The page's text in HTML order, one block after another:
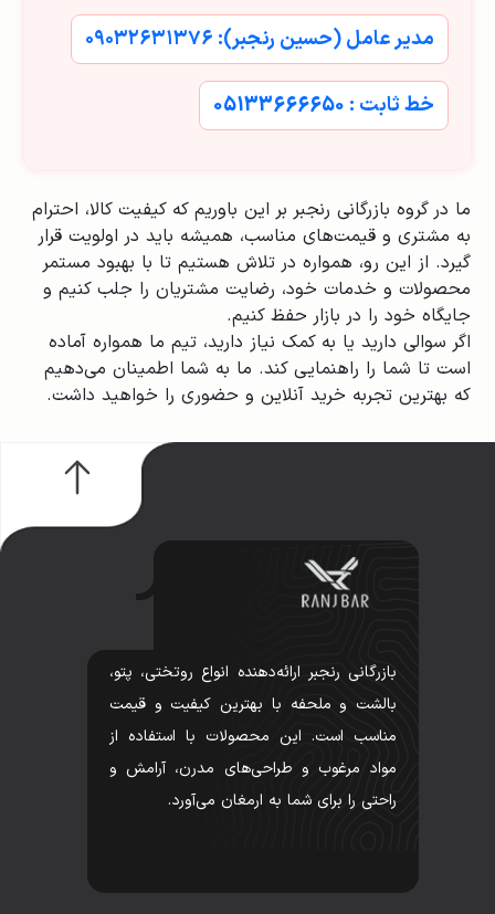
مدیر عامل (حسین رنجبر): ۰۹۰۳۲۶۳۱۳۷۶
خط ثابت : 05133666650
ما در گروه بازرگانی رنجبر بر این باوریم که کیفیت کالا، احترام
به مشتری و قیمت‌های مناسب، همیشه باید در اولویت قرار
گیرد. از این رو، همواره در تلاش هستیم تا با بهبود مستمر
محصولات و خدمات خود، رضایت مشتریان را جلب کنیم و
جایگاه خود را در بازار حفظ کنیم.
اگر سوالی دارید یا به کمک نیاز دارید، تیم ما همواره آماده
است تا شما را راهنمایی کند. ما به شما اطمینان می‌دهیم
که بهترین تجربه خرید آنلاین و حضوری را خواهید داشت.
بازرگانی رنجبر ارائه‌دهنده انواع روتختی، پتو،
بالشت و ملحفه با بهترین کیفیت و قیمت
مناسب است. این محصولات با استفاده از
مواد مرغوب و طراحی‌های مدرن، آرامش و
راحتی را برای شما به ارمغان می‌آورد.